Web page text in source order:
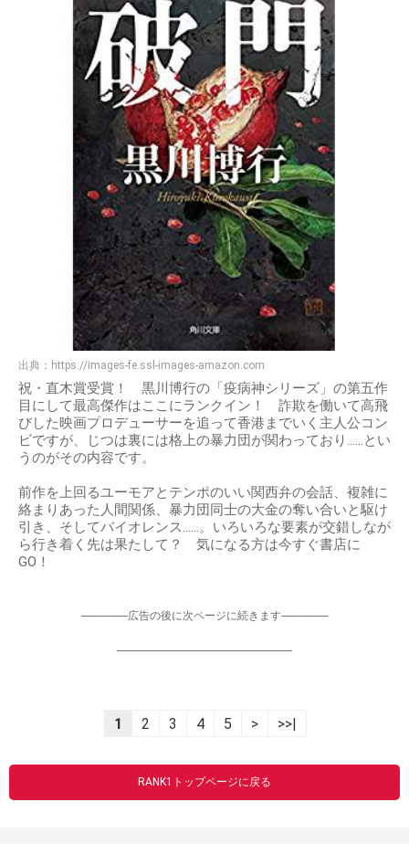
出典： https://images-fe.ssl-images-amazon.com
祝・直木賞受賞！ 黒川博行の「疫病神シリーズ」の第五作
目にして最高傑作はここにランクイン！ 詐欺を働いて高飛
びした映画プロデューサーを追って香港までいく主人公コン
ビですが、じつは裏には格上の暴力団が関わっており……とい
うのがその内容です。
前作を上回るユーモアとテンポのいい関西弁の会話、複雑に
絡まりあった人間関係、暴力団同士の大金の奪い合いと駆け
引き、そしてバイオレンス……。いろいろな要素が交錯しなが
ら行き着く先は果たして？ 気になる方は今すぐ書店に
GO！
-----------------広告の後に次ページに続きます-----------------
----------------------------------------------------------------
1 2 3 4 5 > >>|
RANK1トップページに戻る